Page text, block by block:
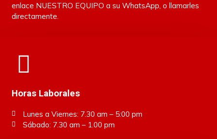
enlace NUESTRO EQUIPO a su WhatsApp, o llamarles
directamente.
Horas Laborales
Lunes a Viernes: 7.30 am – 5:00 pm
Sábado: 7.30 am – 1.00 pm